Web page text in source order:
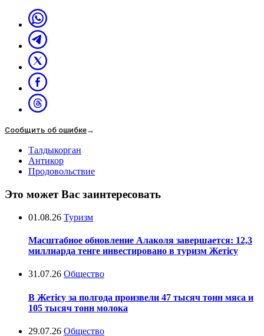
Сообщить об ошибке→
Талдыкорган
Антикор
Продовольствие
Это может Вас заинтересовать
01.08.26 Туризм
Масштабное обновление Алаколя завершается: 12,3
миллиарда тенге инвестировано в туризм Жетісу
31.07.26 Общество
В Жетісу за полгода произвели 47 тысяч тонн мяса и
105 тысяч тонн молока
29.07.26 Общество